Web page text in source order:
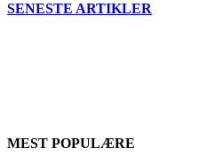
SENESTE ARTIKLER
MEST POPULÆRE